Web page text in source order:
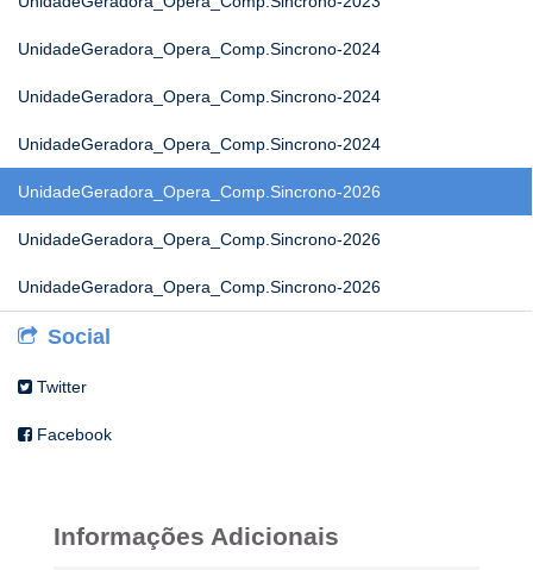
UnidadeGeradora_Opera_Comp.Sincrono-2024
UnidadeGeradora_Opera_Comp.Sincrono-2024
UnidadeGeradora_Opera_Comp.Sincrono-2024
UnidadeGeradora_Opera_Comp.Sincrono-2026
UnidadeGeradora_Opera_Comp.Sincrono-2026
UnidadeGeradora_Opera_Comp.Sincrono-2026
Social
Twitter
Facebook
Informações Adicionais